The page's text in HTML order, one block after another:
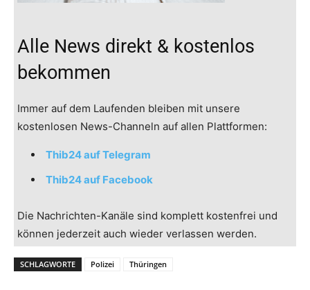
Alle News direkt & kostenlos
bekommen
Immer auf dem Laufenden bleiben mit unsere
kostenlosen News-Channeln auf allen Plattformen:
Thib24 auf Telegram
Thib24 auf Facebook
Die Nachrichten-Kanäle sind komplett kostenfrei und
können jederzeit auch wieder verlassen werden.
SCHLAGWORTE Polizei Thüringen